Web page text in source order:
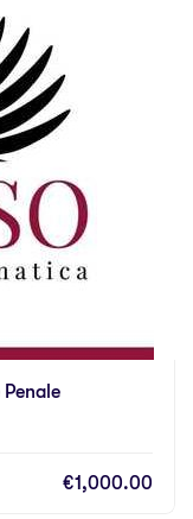
€1,000.00